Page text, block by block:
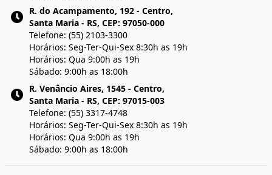
R. do Acampamento, 192 - Centro,
Santa Maria - RS, CEP: 97050-000
Telefone: (55) 2103-3300
Horários: Seg-Ter-Qui-Sex 8:30h as 19h
Horários: Qua 9:00h as 19h
Sábado: 9:00h as 18:00h
R. Venâncio Aires, 1545 - Centro,
Santa Maria - RS, CEP: 97015-003
Telefone: (55) 3317-4748
Horários: Seg-Ter-Qui-Sex 8:30h as 19h
Horários: Qua 9:00h as 19h
Sábado: 9:00h as 18:00h